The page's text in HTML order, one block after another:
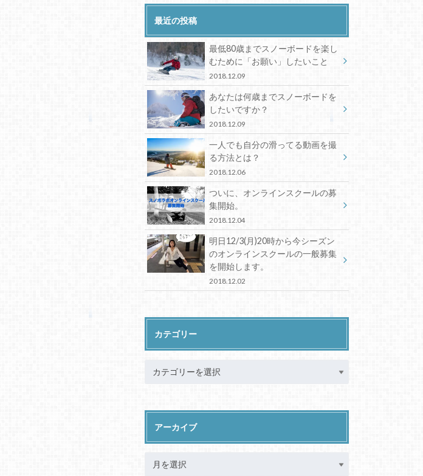
最近の投稿
最低80歳までスノーボードを楽し
むために「お願い」したいこと
2018.12.09
あなたは何歳までスノーボードを
したいですか？
2018.12.09
一人でも自分の滑ってる動画を撮
る方法とは？
2018.12.06
ついに、オンラインスクールの募
集開始。
2018.12.04
明日12/3(月)20時から今シーズン
のオンラインスクールの一般募集
を開始します。
2018.12.02
カテゴリー
アーカイブ